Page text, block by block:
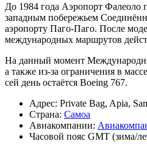
До 1984 года Аэропорт Фалеоло
западным побережьем
аэропорту Паго-Паго. После
международных маршрутов
На данный момент
а также из-за ограничения в
сей день остаётся Boeing 767.
Адрес: Private Bag, Apia,
Страна: Самоа
Авиакомпании:
Часовой пояс GMT (зима/